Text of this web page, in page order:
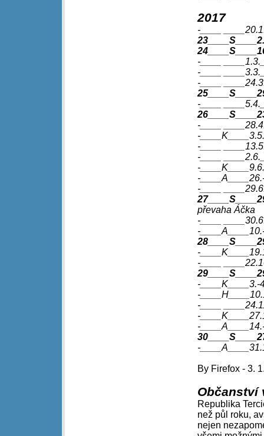
2017
-____
-____
-____
-____
-____
-____
-
-____
-____
-
-
-____
převaha Áčka
-____
-
-
-____
-____K____3.-
-
-____
-
-
-
By Firefox - 3.
Občanství
Republika
než půl roku,
nejen